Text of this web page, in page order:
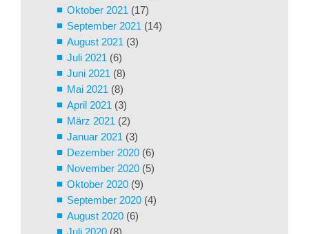
Oktober 2021 (17)
September 2021 (14)
August 2021 (3)
Juli 2021 (6)
Juni 2021 (8)
Mai 2021 (8)
April 2021 (3)
März 2021 (2)
Januar 2021 (3)
Dezember 2020 (6)
November 2020 (5)
Oktober 2020 (9)
September 2020 (4)
August 2020 (6)
Juli 2020 (8)